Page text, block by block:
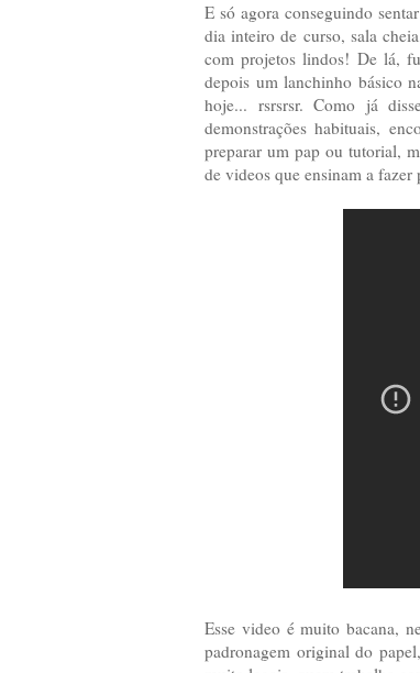
E só agora conseguindo
dia inteiro de curso, sala
com projetos lindos! De lá,
depois um lanchinho básico
hoje... rsrsrsr. Como já
demonstrações habituais,
preparar um pap ou tutorial,
de videos que ensinam a fazer
Esse video é muito bacana,
padronagem original do